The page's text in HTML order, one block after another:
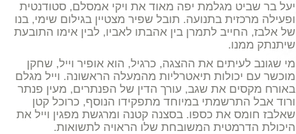
יעל בר שביט מגלמת יפה מאוד את ויקי אמסלם, סטודנטית
ופעילה מרכזית בתנועה. תובל שפיר מצטיין בגילום שימי, בנו
של אלבז, החייב לתמרן בין אהבתו לאביו, לבין אימו התובעת
שיתנתק ממנו.
מי שגונב לעיתים את ההצגה, כרגיל, הוא אופיר וייל, שחקן
מוכשר עם יכולות תיאטרליות מהמעלה הראשונה. וייל מגלם
באורח מקסים את שגב, עורך הדין של הפנתרים, מעין פנתר
ורוד אבל התרשמתי במיוחד מתפקידו הנוסף, כרוכל קטן
שאלבז חומס את כספו. בסצנה קטנה ומרגשת מפגין וייל את
היכולת הדרמטית המשובחת שלו הראויה לתשואות.